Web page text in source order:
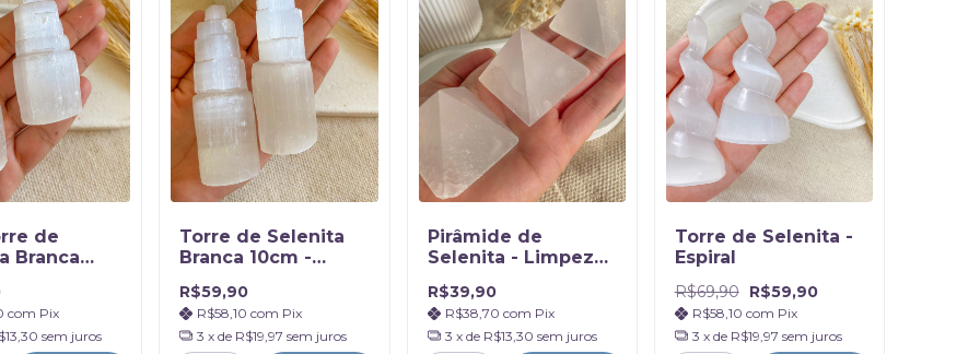
de
Branca
com Pix
sem juros
Torre de Selenita
Branca 10cm -
Purificação
R$59,90
R$58,10com Pix
3 x de R$19,97 sem juros
Pirâmide de
Selenita - Limpeza
R$39,90
R$38,70 com Pix
3 x de R$13,30 sem juros
Torre de Selenita -
Espiral
R$69,90 R$59,90
R$58,10 com Pix
3 x de R$19,97 sem juros